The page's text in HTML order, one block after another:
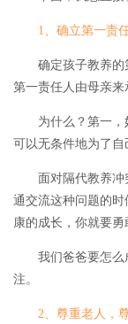
1、确立第一责
确定孩子教养的第
第一责任人由母亲
为什么？第一，妈
可以无条件地为了自
面对隔代教养冲突
通交流这种问题的
康的成长，你就要
我们爸爸要怎么成
注。
2、尊重老人，